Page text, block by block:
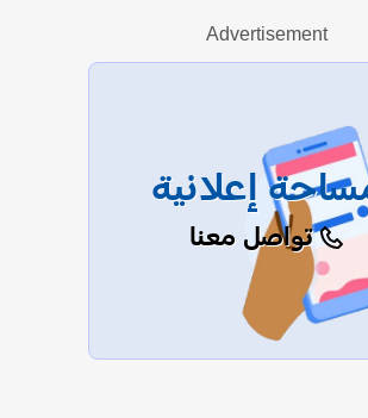
عرض الكل
Advertisement
إعلانية
تواصل معنا